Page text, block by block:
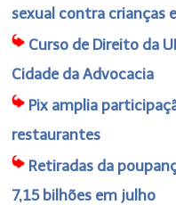
sexual contra crianças
Curso de Direito da
Cidade da Advocacia
Pix amplia
restaurantes
Retiradas da
7,15 bilhões em julho